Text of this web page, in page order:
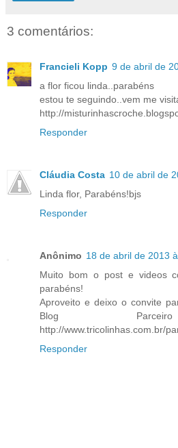
3 comentários:
Francieli Kopp 9 de abril de
a flor ficou linda..parabéns
estou te seguindo..vem me
http://
Responder
Cláudia Costa 10 de abril de
Linda flor, Parabéns!bjs
Responder
Anônimo 18 de abril de 2013
Muito bom o post e videos
parabéns!
Aproveito e deixo o convite
Blog
http://www.tricolinhas.com.br/
Responder